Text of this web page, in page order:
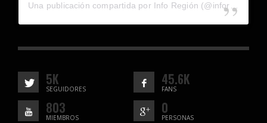
Una publicación compartida por Info Región (@inforegion_redes)
5K
SEGUIDORES
45.6K
FANS
803
MIEMBROS
0
PERSONAS